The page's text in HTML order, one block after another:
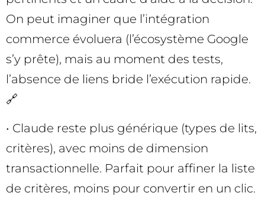
On peut imaginer que l’intégration
commerce évoluera (l’écosystème Google
s’y prête), mais au moment des tests,
l’absence de liens bride l’exécution rapide.
🔗
• Claude reste plus générique (types de lits,
critères), avec moins de dimension
transactionnelle. Parfait pour affiner la liste
de critères, moins pour convertir en un clic.